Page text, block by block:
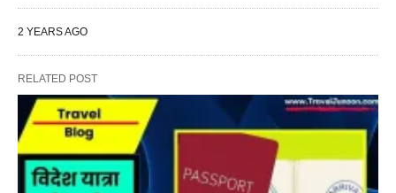
2 YEARS AGO
RELATED POST